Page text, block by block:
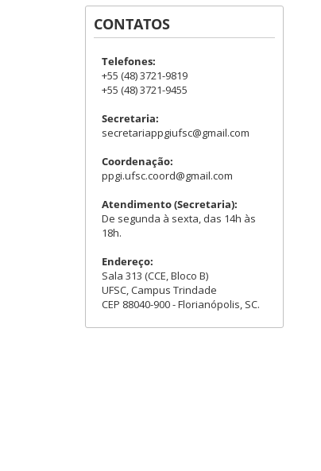
CONTATOS
Telefones:
+55 (48) 3721-9819
+55 (48) 3721-9455
Secretaria:
secretariappgiufsc@gmail.com
Coordenação:
ppgi.ufsc.coord@gmail.com
Atendimento (Secretaria):
De segunda à sexta, das 14h às
18h.
Endereço:
Sala 313 (CCE, Bloco B)
UFSC, Campus Trindade
CEP 88040-900 - Florianópolis, SC.